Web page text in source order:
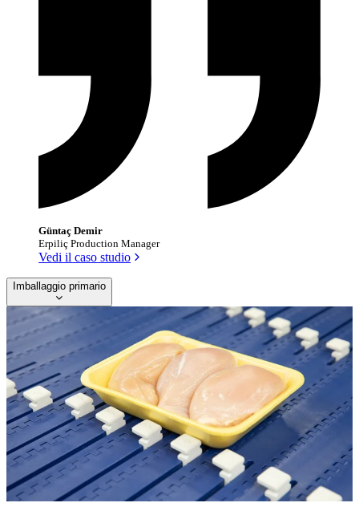
Güntaç Demir
Erpiliç Production Manager
Vedi il caso studio
Imballaggio primario